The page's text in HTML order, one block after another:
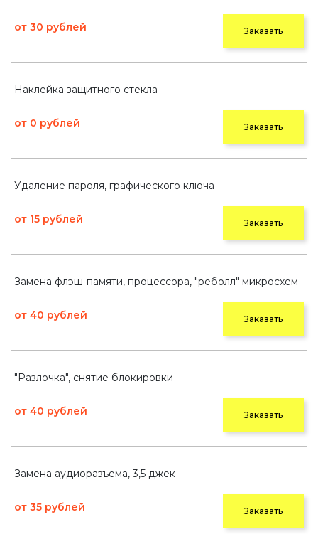
от 30 рублей Заказать
Наклейка защитного стекла
от 0 рублей Заказать
Удаление пароля, графического ключа
от 15 рублей Заказать
Замена флэш-памяти, процессора, "реболл" микросхем
от 40 рублей Заказать
"Разлочка", снятие блокировки
от 40 рублей Заказать
Замена аудиоразъема, 3,5 джек
от 35 рублей Заказать